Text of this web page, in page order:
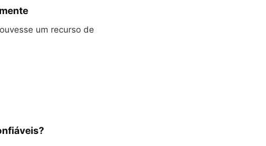
um recurso de